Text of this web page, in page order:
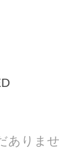
ありませ